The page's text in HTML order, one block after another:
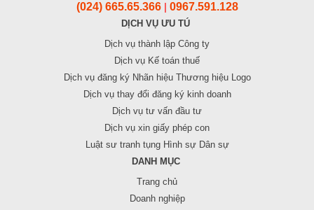
(024) 665.65.366 0967.591.128
DỊCH VỤ ƯU TÚ
Dịch vụ thành lập Công ty
Dịch vụ Kế toán thuế
Dịch vụ đăng ký Nhãn hiệu Thương hiệu Logo
Dịch vụ thay đổi đăng ký kinh doanh
Dịch vụ tư vấn đầu tư
Dịch vụ xin giấy phép con
Luật sư tranh tụng Hình sự Dân sự
DANH MỤC
Trang chủ
Doanh nghiệp